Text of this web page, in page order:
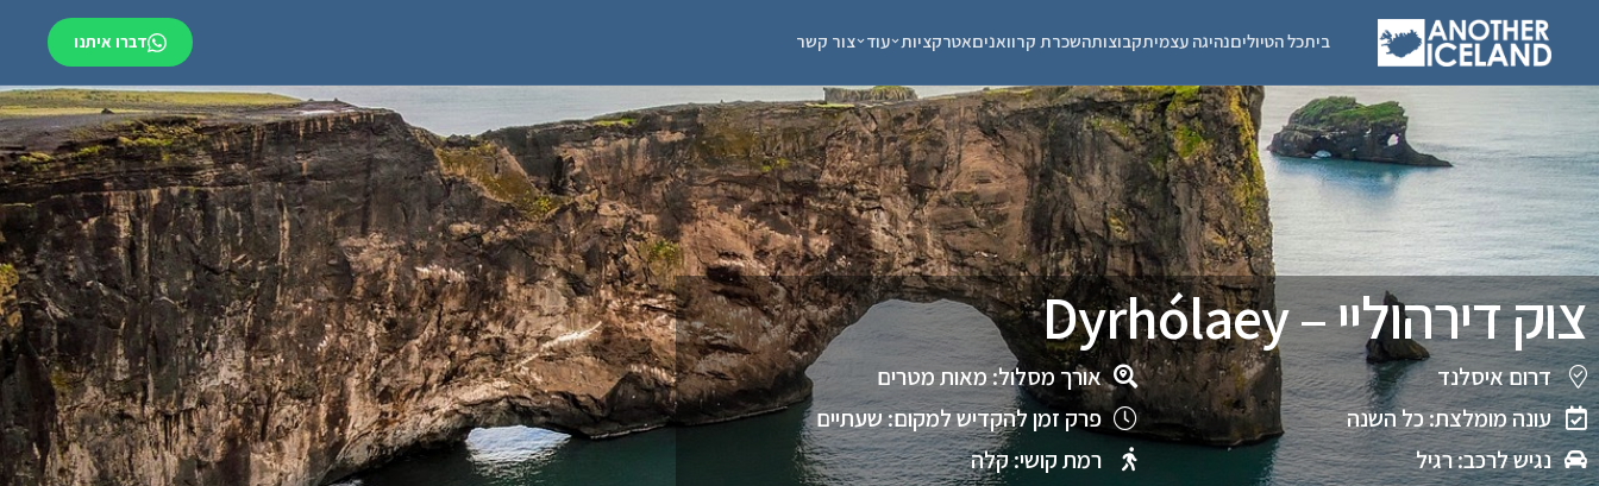
ביתכל הטיוליםנהיגה עצמיתקבוצותהשכרת קרוואניםאטרקציות עוד צור קשר דברו איתנו
צוק דירהוליי – Dyrhólaey
דרום איסלנד
עונה מומלצת: כל השנה
נגיש לרכב: רגיל
אורך מסלול: מאות מטרים
פרק זמן להקדיש למקום: שעתיים
רמת קושי: קלה